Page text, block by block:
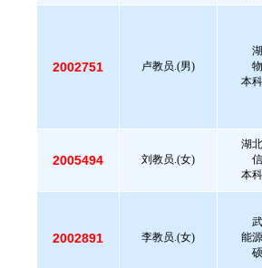
2002751 卢教员.(男)
本
2005494 刘教员.(女)
湖
本
2002891 李教员.(女)
能